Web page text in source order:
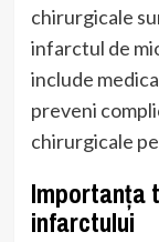
chirurgicale
infarctul de
include
preveni
chirurgicale
Importanța
infarctului